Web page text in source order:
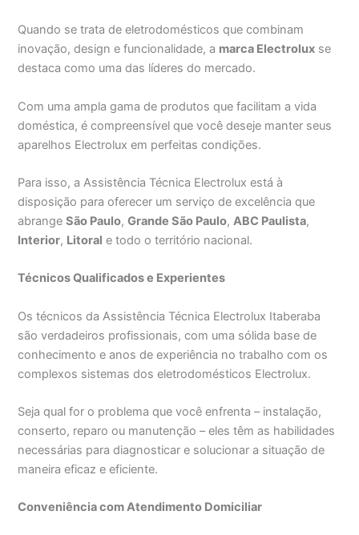
Quando se trata de eletrodomésticos que combinam
inovação, design e funcionalidade, a marca Electrolux se
destaca como uma das líderes do mercado.
Com uma ampla gama de produtos que facilitam a vida
doméstica, é compreensível que você deseje manter seus
aparelhos Electrolux em perfeitas condições.
Para isso, a Assistência Técnica Electrolux está à
disposição para oferecer um serviço de excelência que
abrangeSão Paulo,Grande São Paulo,ABC Paulista,
Interior, Litoral e todo o território nacional.
Técnicos Qualificados e Experientes
Os técnicos da Assistência Técnica Electrolux Itaberaba
são verdadeiros profissionais, com uma sólida base de
conhecimento e anos de experiência no trabalho com os
complexos sistemas dos eletrodomésticos Electrolux.
Seja qual for o problema que você enfrenta – instalação,
conserto, reparo ou manutenção – eles têm as habilidades
necessárias para diagnosticar e solucionar a situação de
maneira eficaz e eficiente.
Conveniência com Atendimento Domiciliar